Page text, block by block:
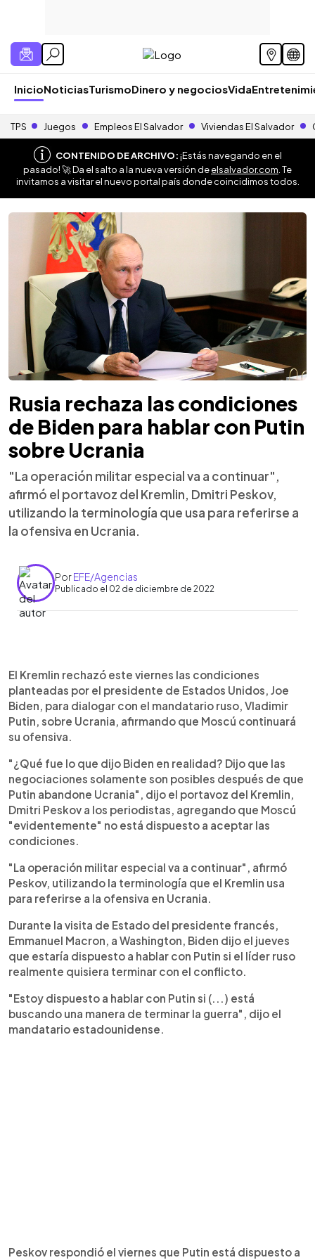
InicioNoticiasTurismoDinero y negociosVida
TPS Juegos Empleos El Salvador Viviendas El Salvador
CONTENIDO DE ARCHIVO:¡Estás navegando en el
pasado! 🚀 Da el salto a la nueva versión deelsalvador.com . Te
invitamos a visitar el nuevo portal país donde coincidimos todos.
Rusia rechaza las condiciones
de Biden para hablar con Putin
sobre Ucrania
"La operación militar especial va a continuar",
afirmó el portavoz del Kremlin, Dmitri Peskov,
utilizando la terminología que usa para referirse a
la ofensiva en Ucrania.
PorEFE/Agencias
Publicado el 02 de diciembre de 2022
► Escuchar artículo
El Kremlin rechazó este viernes las condiciones
planteadas por el presidente de Estados Unidos, Joe
Biden, para dialogar con el mandatario ruso, Vladimir
Putin, sobre Ucrania, afirmando que Moscú continuará
su ofensiva.
"¿Qué fue lo que dijo Biden en realidad? Dijo que las
negociaciones solamente son posibles después de que
Putin abandone Ucrania", dijo el portavoz del Kremlin,
Dmitri Peskov a los periodistas, agregando que Moscú
"evidentemente" no está dispuesto a aceptar las
condiciones.
"La operación militar especial va a continuar", afirmó
Peskov, utilizando la terminología que el Kremlin usa
para referirse a la ofensiva en Ucrania.
Durante la visita de Estado del presidente francés,
Emmanuel Macron, a Washington, Biden dijo el jueves
que estaría dispuesto a hablar con Putin si el líder ruso
realmente quisiera terminar con el conflicto.
"Estoy dispuesto a hablar con Putin si (...) está
buscando una manera de terminar la guerra", dijo el
mandatario estadounidense.
Peskov respondió el viernes que Putin está dispuesto a